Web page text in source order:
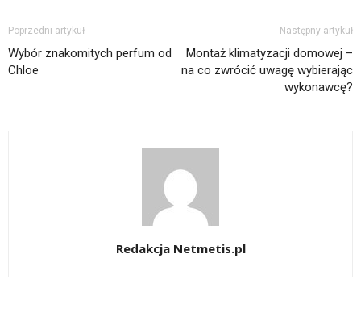
Poprzedni artykuł
Wybór znakomitych perfum od
Chloe
Następny artykuł
Montaż klimatyzacji domowej –
na co zwrócić uwagę wybierając
wykonawcę?
Redakcja Netmetis.pl